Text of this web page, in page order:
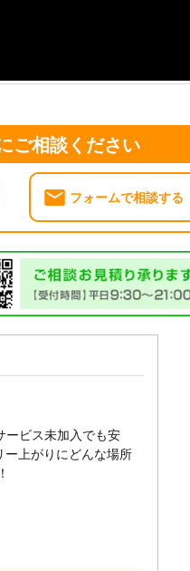
ご相談ください
フォームで相談する
ービス未加入でも安
上がりにどんな場所